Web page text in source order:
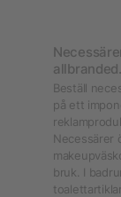
Beställ
på ett
Necessärer
bruk. I